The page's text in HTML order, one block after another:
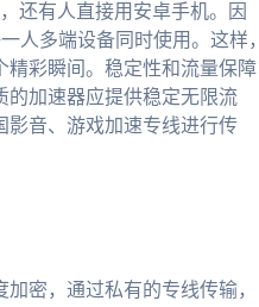
还有人直接用安卓手机。因
人多端设备同时使用。这样，
精彩瞬间。稳定性和流量保障
的加速器应提供稳定无限流
影音、游戏加速专线进行传
密，通过私有的专线传输，